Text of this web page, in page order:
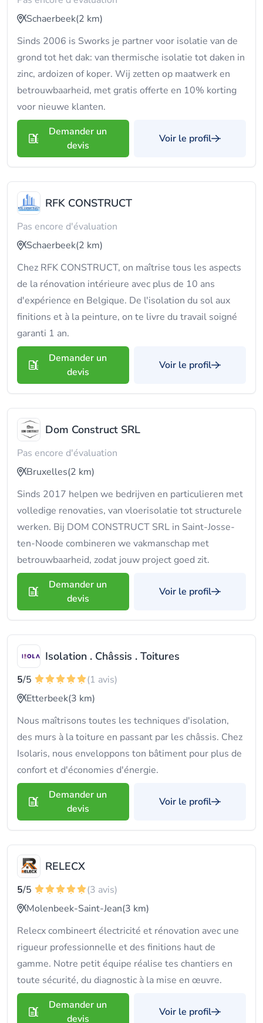
Schaerbeek(2 km)
Sinds 2006 is Sworks je partner voor isolatie van de
grond tot het dak: van thermische isolatie tot daken in
zinc, ardoizen of koper. Wij zetten op maatwerk en
betrouwbaarheid, met gratis offerte en 10% korting
voor nieuwe klanten.
Demander un
devis
Voir le profil
RFK CONSTRUCT
Pas encore d'évaluation
Schaerbeek(2 km)
Chez RFK CONSTRUCT, on maîtrise tous les aspects
de la rénovation intérieure avec plus de 10 ans
d'expérience en Belgique. De l'isolation du sol aux
finitions et à la peinture, on te livre du travail soigné
garanti 1 an.
Demander un
devis
Voir le profil
Dom Construct SRL
Pas encore d'évaluation
Bruxelles(2 km)
Sinds 2017 helpen we bedrijven en particulieren met
volledige renovaties, van vloerisolatie tot structurele
werken. Bij DOM CONSTRUCT SRL in Saint-Josse-
ten-Noode combineren we vakmanschap met
betrouwbaarheid, zodat jouw project goed zit.
Demander un
devis
Voir le profil
Isolation . Châssis . Toitures
5/5
(1 avis)
Etterbeek(3 km)
Nous maîtrisons toutes les techniques d'isolation,
des murs à la toiture en passant par les châssis. Chez
Isolaris, nous enveloppons ton bâtiment pour plus de
confort et d'économies d'énergie.
Demander un
devis
Voir le profil
RELECX
5/5
(3 avis)
Molenbeek-Saint-Jean(3 km)
Relecx combineert électricité et rénovation avec une
rigueur professionnelle et des finitions haut de
gamme. Notre petit équipe réalise tes chantiers en
toute sécurité, du diagnostic à la mise en œuvre.
Demander un
devis
Voir le profil